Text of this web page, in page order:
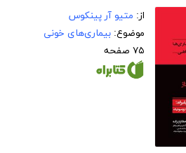
از: متیو آر پینکوس
موضوع: بیماری‌های خونی
۷۵ صفحه